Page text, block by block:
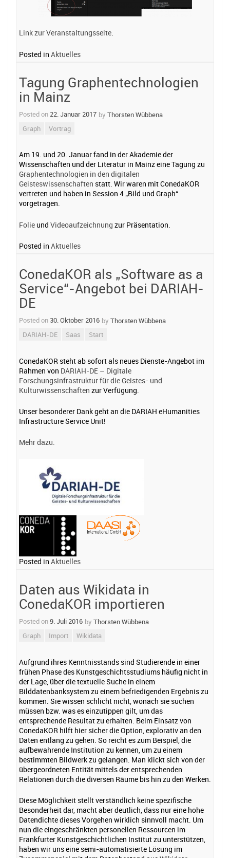
Link zur Veranstaltungsseite.
Posted in Aktuelles
Tagung Graphentechnologien
in Mainz
Posted on 22. Januar 2017 by Thorsten Wübbena
Graph
Vortrag
Am 19. und 20. Januar fand in der Akademie der
Wissenschaften und der Literatur in Mainz eine Tagung zu
Graphentechnologien in den digitalen
Geisteswissenschaften statt. Wir waren mit ConedaKOR
vertreten und haben in Session 4 „Bild und Graph“
vorgetragen.
Folie und Videoaufzeichnung zur Präsentation.
Posted in Aktuelles
ConedaKOR als „Software as a
Service“-Angebot bei DARIAH-
DE
Posted on 30. Oktober 2016 by Thorsten Wübbena
DARIAH-DE
Saas Start
ConedaKOR steht ab sofort als neues Dienste-Angebot im
Rahmen von DARIAH-DE – Digitale
Forschungsinfrastruktur für die Geistes- und
Kulturwissenschaften zur Verfügung.
Unser besonderer Dank geht an die DARIAH eHumanities
Infrastructure Service Unit!
Mehr dazu.
Posted in Aktuelles
Daten aus Wikidata in
ConedaKOR importieren
Posted on9. Juli 2016 by Thorsten Wübbena
Graph
Import Wikidata
Aufgrund ihres Kenntnisstands sind Studierende in einer
frühen Phase des Kunstgeschichtsstudiums häufig nicht in
der Lage, über die textuelle Suche in einem
Bilddatenbanksystem zu einem befriedigenden Ergebnis zu
kommen. Sie wissen schlicht nicht, wonach sie suchen
müssen bzw. was es einzutippen gilt, um das
entsprechende Resultat zu erhalten. Beim Einsatz von
ConedaKOR hilft hier sicher die Option, explorativ an den
Daten entlang zu gehen. So reicht es zum Beispiel, die
aufbewahrende Institution zu kennen, um zu einem
bestimmten Bildwerk zu gelangen. Man klickt sich von der
übergeordneten Entität mittels der entsprechenden
Relationen durch die diversen Räume bis hin zu den Werken.
Diese Möglichkeit stellt verständlich keine spezifische
Besonderheit dar, macht aber deutlich, dass nur eine hohe
Datendichte dieses Vorgehen wirklich sinnvoll macht. Um
nun die eingeschränkten personellen Ressourcen im
Frankfurter Kunstgeschichtlichen Institut zu unterstützen,
haben wir uns eine semi-automatisierte Lösung im